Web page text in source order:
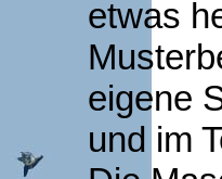
etwas
eigene
und im